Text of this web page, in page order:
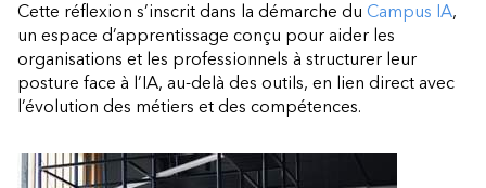
Cette réflexion s’inscrit dans la démarche du Campus IA,
un espace d’apprentissage conçu pour aider les
organisations et les professionnels à structurer leur
posture face à l’IA, au-delà des outils, en lien direct avec
l’évolution des métiers et des compétences.